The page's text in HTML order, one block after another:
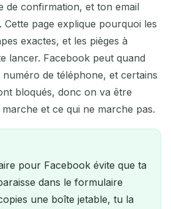
de confirmation, et ton email
page explique pourquoi les
exactes, et les pièges à
lancer. Facebook peut quand
de téléphone, et certains
bloqués, donc on va être
et ce qui ne marche pas.
pour Facebook évite que ta
dans le formulaire
une boîte jetable, tu la